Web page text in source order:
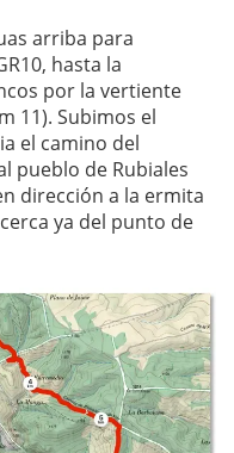
arriba para
hasta la
por la vertiente
11). Subimos el
el camino del
pueblo de Rubiales
dirección a la ermita
ya del punto de